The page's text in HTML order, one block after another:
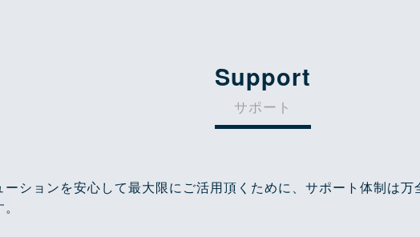
Support
サポート
ションを安心して最大限にご活用頂くために、サポート体制は